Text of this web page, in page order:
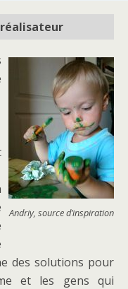
Andriy, source d’inspiration
des solutions pour
et les gens qui